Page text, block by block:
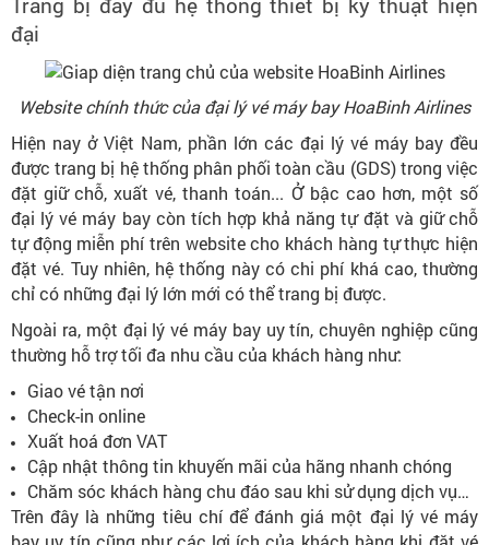
đại
Website chính thức của đại lý vé máy bay HoaBinh Airlines
Hiện nay ở Việt Nam, phần lớn các đại lý vé máy bay đều
được trang bị hệ thống phân phối toàn cầu (GDS) trong việc
đặt giữ chỗ, xuất vé, thanh toán... Ở bậc cao hơn, một số
đại lý vé máy bay còn tích hợp khả năng tự đặt và giữ chỗ
tự động miễn phí trên website cho khách hàng tự thực hiện
đặt vé. Tuy nhiên, hệ thống này có chi phí khá cao, thường
chỉ có những đại lý lớn mới có thể trang bị được.
Ngoài ra, một đại lý vé máy bay uy tín, chuyên nghiệp cũng
thường hỗ trợ tối đa nhu cầu của khách hàng như:
Giao vé tận nơi
Check-in online
Xuất hoá đơn VAT
Cập nhật thông tin khuyến mãi của hãng nhanh chóng
Chăm sóc khách hàng chu đáo sau khi sử dụng dịch vụ…
Trên đây là những tiêu chí để đánh giá một đại lý vé máy